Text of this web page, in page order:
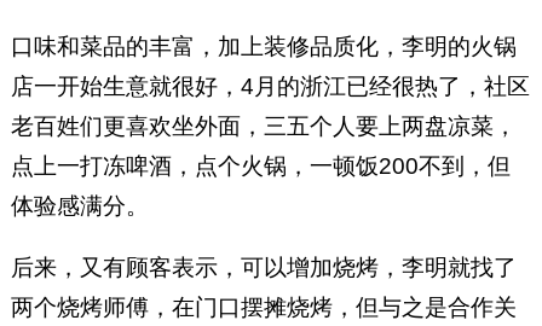
口味和菜品的丰富，加上装修品质化，李明的火锅
店一开始生意就很好，4月的浙江已经很热了，社区
老百姓们更喜欢坐外面，三五个人要上两盘凉菜，
点上一打冻啤酒，点个火锅，一顿饭200不到，但
体验感满分。
后来，又有顾客表示，可以增加烧烤，李明就找了
两个烧烤师傅，在门口摆摊烧烤，但与之是合作关